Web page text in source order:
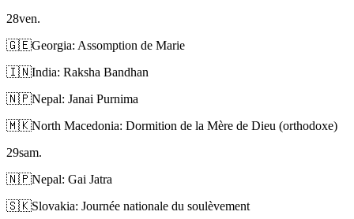
28ven.
🇬🇪Georgia: Assomption de Marie
🇮🇳India: Raksha Bandhan
🇳🇵Nepal: Janai Purnima
🇲🇰North Macedonia: Dormition de la Mère de Dieu (orthodoxe)
29sam.
🇳🇵Nepal: Gai Jatra
🇸🇰Slovakia: Journée nationale du soulèvement